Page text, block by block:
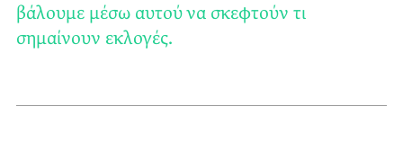
βάλουμε μέσω αυτού να σκεφτούν τι
σημαίνουν εκλογές.